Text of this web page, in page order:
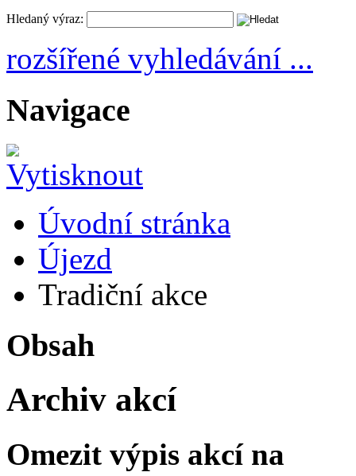
Hledaný výraz:
rozšířené vyhledávání ...
Navigace
Úvodní stránka
Újezd
Tradiční akce
Obsah
Archiv akcí
Omezit výpis akcí na